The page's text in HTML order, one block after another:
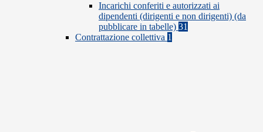
Incarichi conferiti e autorizzati ai
dipendenti (dirigenti e non dirigenti) (da
pubblicare in tabelle) 31
Contrattazione collettiva 1